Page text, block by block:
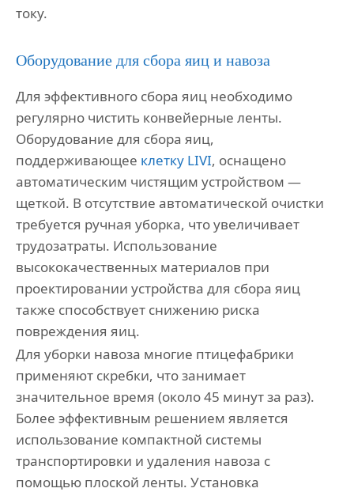
току.
Оборудование для сбора яиц и навоза
Для эффективного сбора яиц необходимо
регулярно чистить конвейерные ленты.
Оборудование для сбора яиц,
поддерживающее клетку LIVI, оснащено
автоматическим чистящим устройством —
щеткой. В отсутствие автоматической очистки
требуется ручная уборка, что увеличивает
трудозатраты. Использование
высококачественных материалов при
проектировании устройства для сбора яиц
также способствует снижению риска
повреждения яиц.
Для уборки навоза многие птицефабрики
применяют скребки, что занимает
значительное время (около 45 минут за раз).
Более эффективным решением является
использование компактной системы
транспортировки и удаления навоза с
помощью плоской ленты. Установка